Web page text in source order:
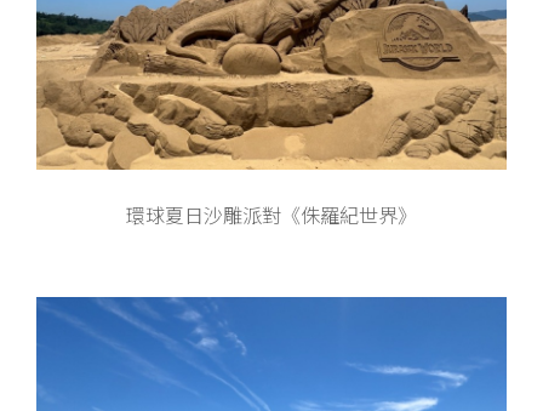
環球夏日沙雕派對《侏羅紀世界》